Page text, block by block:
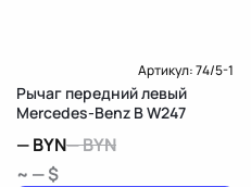
Артикул:74/5-1
Рычаг передний левый
Mercedes-Benz B W247
—BYN—BYN
~ — $